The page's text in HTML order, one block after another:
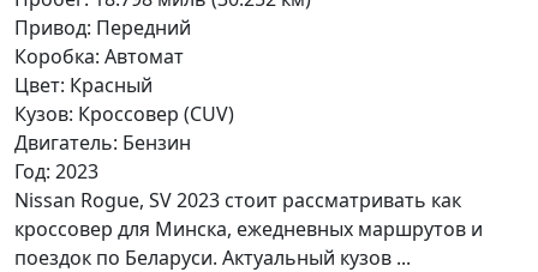
Привод: Передний
Коробка: Автомат
Цвет: Красный
Кузов: Кроссовер (CUV)
Двигатель: Бензин
Год: 2023
Nissan Rogue, SV 2023 стоит рассматривать как
кроссовер для Минска, ежедневных маршрутов и
поездок по Беларуси. Актуальный кузов ...